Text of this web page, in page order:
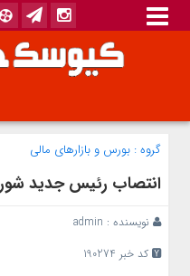
گروه : بورس و بازار‌های مالی
انتصاب رئیس جدید
نویسنده : admin
کد خبر 190274